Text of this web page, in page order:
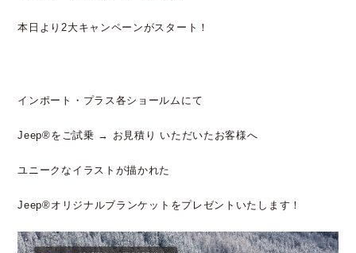
本日より2大キャンペーンがスタート！
インポート・プラス各ショールムにて
Jeep®をご試乗 → お見積り いただいたお客様へ
ユニークなイラストが描かれた
Jeep®オリジナルブランケットをプレゼントいたします！